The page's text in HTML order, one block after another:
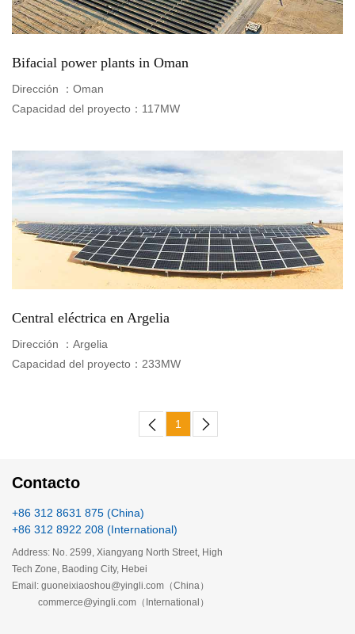
Bifacial power plants in Oman
Dirección ： Oman
Capacidad del proyecto： 117MW
Central eléctrica en Argelia
Dirección ： Argelia
Capacidad del proyecto： 233MW
1
Contacto
+86 312 8631 875 (China)
+86 312 8922 208 (International)
Address: No. 2599, Xiangyang North Street, High
Tech Zone, Baoding City, Hebei
Email: guoneixiaoshou@yingli.com（China）
commerce@yingli.com（International）